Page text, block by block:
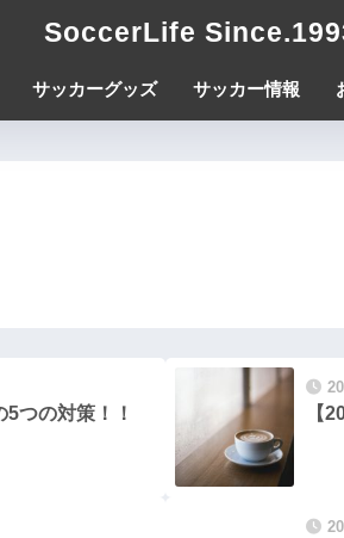
SoccerLife
サッカーグッズ サッカー情報
つの対策！！ 【